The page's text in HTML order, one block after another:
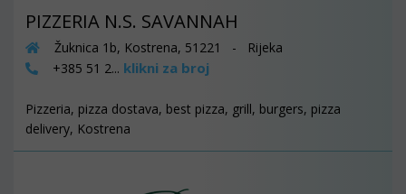
PIZZERIA N.S. SAVANNAH
Žuknica 1b, Kostrena, 51221 - Rijeka
+385 51 2... klikni za broj
Pizzeria, pizza dostava, best pizza, grill, burgers, pizza
delivery, Kostrena